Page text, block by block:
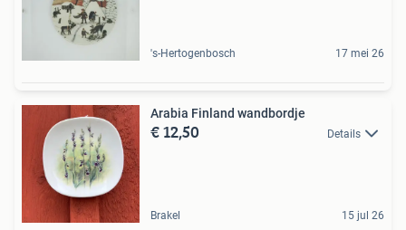
's-Hertogenbosch 17 mei 26
Arabia Finland wandbordje
€ 12,50 Details
Brakel 15 jul 26